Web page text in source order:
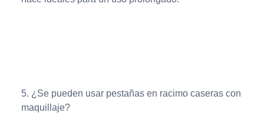
5. ¿Se pueden usar pestañas en racimo caseras con
maquillaje?